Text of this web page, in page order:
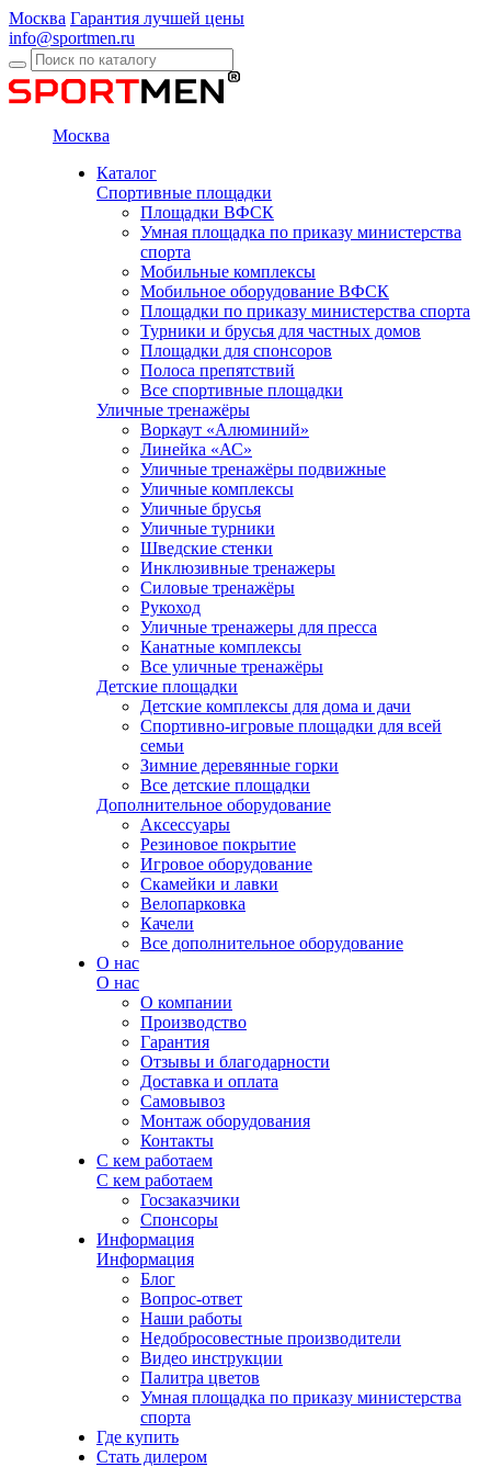
Москва Гарантия лучшей цены
info@sportmen.ru
Москва
Каталог
Спортивные площадки
Площадки ВФСК
Умная площадка по приказу министерства
спорта
Мобильные комплексы
Мобильное оборудование ВФСК
Площадки по приказу министерства спорта
Турники и брусья для частных домов
Площадки для спонсоров
Полоса препятствий
Все спортивные площадки
Уличные тренажёры
Воркаут «Алюминий»
Линейка «АС»
Уличные тренажёры подвижные
Уличные комплексы
Уличные брусья
Уличные турники
Шведские стенки
Инклюзивные тренажеры
Силовые тренажёры
Рукоход
Уличные тренажеры для пресса
Канатные комплексы
Все уличные тренажёры
Детские площадки
Детские комплексы для дома и дачи
Спортивно-игровые площадки для всей
семьи
Зимние деревянные горки
Все детские площадки
Дополнительное оборудование
Аксессуары
Резиновое покрытие
Игровое оборудование
Скамейки и лавки
Велопарковка
Качели
Все дополнительное оборудование
О нас
О нас
О компании
Производство
Гарантия
Отзывы и благодарности
Доставка и оплата
Самовывоз
Монтаж оборудования
Контакты
С кем работаем
С кем работаем
Госзаказчики
Спонсоры
Информация
Информация
Блог
Вопрос-ответ
Наши работы
Недобросовестные производители
Видео инструкции
Палитра цветов
Умная площадка по приказу министерства
спорта
Где купить
Стать дилером